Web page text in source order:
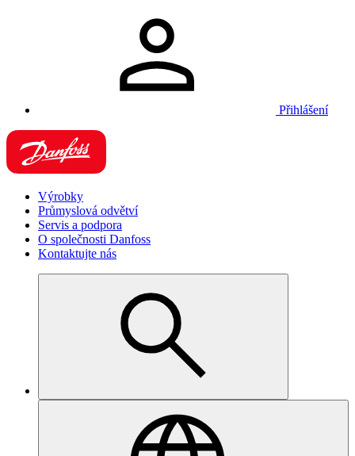
Přihlášení
Výrobky
Průmyslová odvětví
Servis a podpora
O společnosti Danfoss
Kontaktujte nás